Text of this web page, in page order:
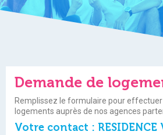
Demande de
Remplissez le formulaire pour
logements auprès de nos agences
Votre contact : RESIDENCE